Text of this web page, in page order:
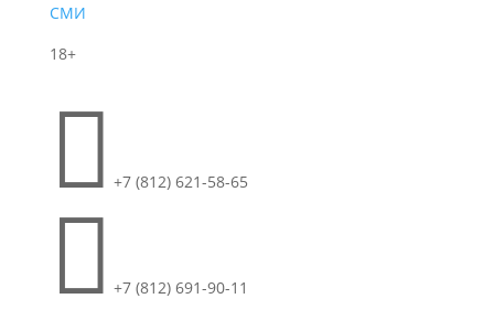
СМИ
18+
 +7 (812) 621-58-65
 +7 (812) 691-90-11